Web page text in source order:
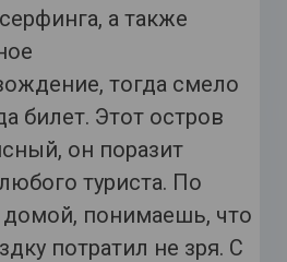
а также
тогда смело
билет. Этот остров
он поразит
туриста. По
понимаешь, что
потратил не зря. С